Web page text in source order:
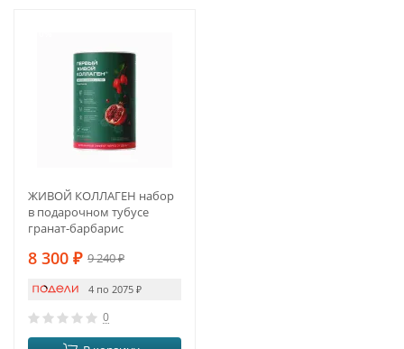
ЖИВОЙ КОЛЛАГЕН набор
в подарочном тубусе
гранат-барбарис
8 300 ₽ 9 240₽
4 по 2075 ₽
0